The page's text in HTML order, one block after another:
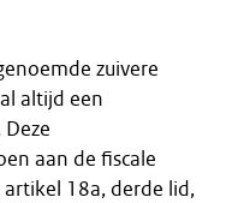
zuivere
altijd een
aan de fiscale
artikel 18a, derde lid,